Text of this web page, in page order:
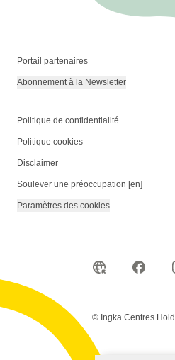
Portail partenaires
Abonnement à la Newsletter
Politique de confidentialité
Politique cookies
Disclaimer
Soulever une préoccupation [en]
Paramètres des cookies
© Ingka Centres